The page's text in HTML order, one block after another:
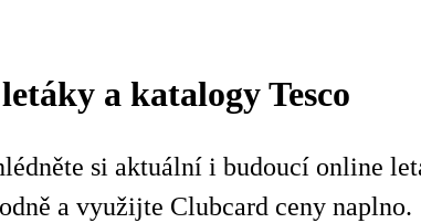
a katalogy Tesco
si aktuální i budoucí online
a využijte Clubcard ceny naplno.